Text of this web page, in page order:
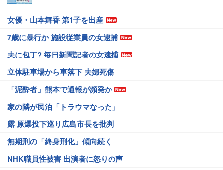
女優・山本舞香 第1子を出産
7歳に暴行か 施設従業員の女逮捕
夫に包丁? 毎日新聞記者の女逮捕
立体駐車場から車落下 夫婦死傷
「泥酔者」熊本で通報が頻発か
家の隣が民泊「トラウマなった」
露 原爆投下巡り広島市長を批判
無期刑の「終身刑化」傾向続く
NHK職員性被害 出演者に怒りの声